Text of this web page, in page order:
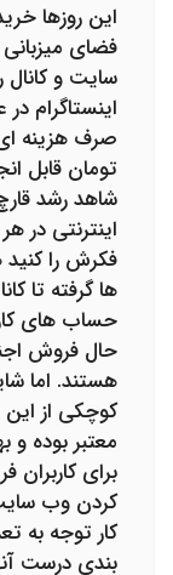
این روزها
فضای
سایت و کانال
اینستاگرام
تومان قابل
شاهد رشد
اینترنتی
فکرش را
ها گرفته تا
حساب های
حال فروش
هستند. اما
کوچکی از
معتبر بوده و
برای کاربران
کردن وب
کار توجه به
بندی درست